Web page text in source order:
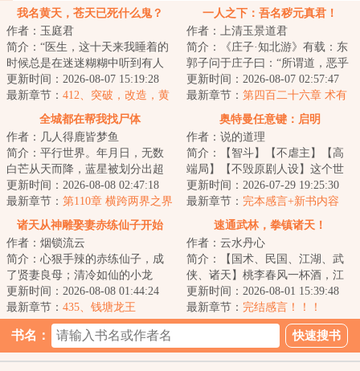
我名黄天，苍天已死什么鬼？
作者：玉庭君
简介：“医生，这十天来我睡着的
时候总是在迷迷糊糊中听到有人
喊我的名字。”“黄天先生，你这是
幻听。”...
更新时间：2026-08-07 15:19:28
最新章节： 412、突破，改造，黄
天大圣！
一人之下：吾名秽元真君！
作者：上清玉景道君
简介：《庄子·知北游》有载：东
郭子问于庄子曰：“所谓道，恶乎
在？”庄子曰：“无所不在。”东郭
子曰：...
更新时间：2026-08-07 02:57:47
最新章节： 第四百二十六章 术有
全城都在帮我找尸体
作者：几人得鹿皆梦鱼
简介：平行世界。年月日，无数
白芒从天而降，蓝星被划分出超
过个区块。全球异变。每月第一
天凌晨，将会随...
更新时间：2026-08-08 02:47:18
最新章节： 第110章 横跨两界之界
奥特曼任意键：启明
作者：说的道理
简介：【智斗】【不虐主】【高
端局】【不毁原剧人设】这个世
界，防卫队由各种重量级成员构
成:总监城府深...
更新时间：2026-07-29 19:25:30
最新章节： 完本感言+新书内容
+推一本万订骑士文《谁让他当假
面骑士的！》
诸天从神雕娶妻赤练仙子开始
作者：烟锁流云
简介：心狠手辣的赤练仙子，成
了贤妻良母；清冷如仙的小龙
女，也变得活泼可爱。还有杨
过……看着自家这个...
更新时间：2026-08-08 01:44:24
最新章节： 435、钱塘龙王
速通武林，拳镇诸天！
作者：云水丹心
简介：【国术、民国、江湖、武
侠、诸天】桃李春风一杯酒，江
湖夜雨十年灯。！陈湛跨越百
年，身入风起云涌...
更新时间：2026-08-01 15:39:48
最新章节： 完结感言！！！
书名：